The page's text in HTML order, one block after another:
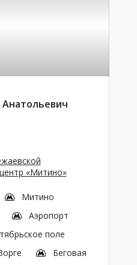
«Митино»
Митино
Аэропорт
поле
Беговая